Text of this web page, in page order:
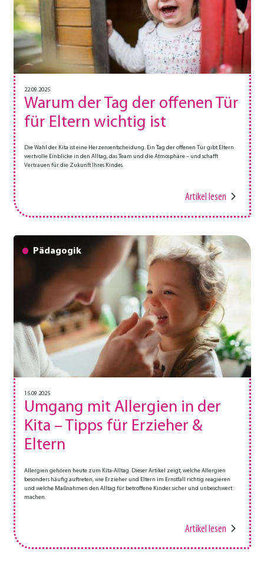
22.09.2025
Warum der Tag der offenen Tür
für Eltern wichtig ist
Die Wahl der Kita ist eine Herzensentscheidung. Ein Tag der offenen Tür gibt Eltern
wertvolle Einblicke in den Alltag, das Team und die Atmosphäre – und schafft
Vertrauen für die Zukunft Ihres Kindes.
Artikel lesen
Pädagogik
15.09.2025
Umgang mit Allergien in der
Kita – Tipps für Erzieher &
Eltern
Allergien gehören heute zum Kita-Alltag. Dieser Artikel zeigt, welche Allergien
besonders häufig auftreten, wie Erzieher und Eltern im Ernstfall richtig reagieren
und welche Maßnahmen den Alltag für betroffene Kinder sicher und unbeschwert
machen.
Artikel lesen